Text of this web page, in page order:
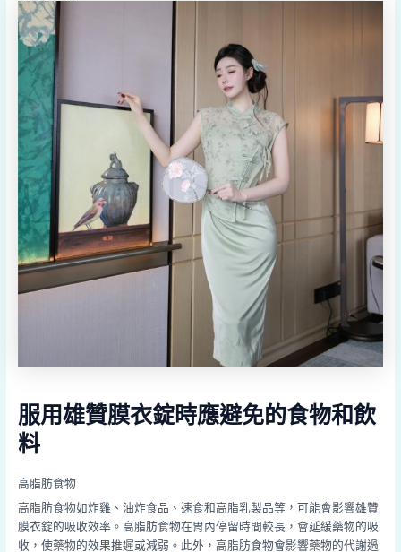
服用雄贊膜衣錠時應避免的食物和飲
料
高脂肪食物
高脂肪食物如炸雞、油炸食品、速食和高脂乳製品等，可能會影響雄贊
膜衣錠的吸收效率。高脂肪食物在胃內停留時間較長，會延緩藥物的吸
收，使藥物的效果推遲或減弱。此外，高脂肪食物會影響藥物的代謝過